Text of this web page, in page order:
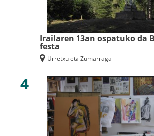
Irailaren 13an ospatuko da
festa
Urretxu eta Zumarraga
4